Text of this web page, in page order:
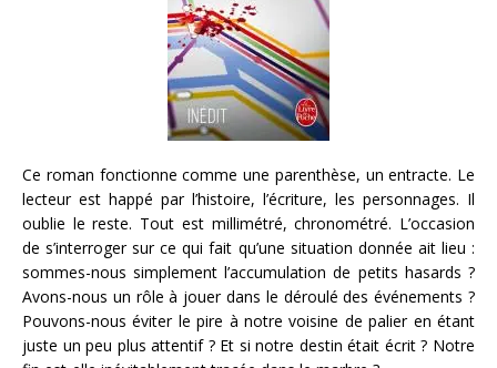
Ce roman fonctionne comme une parenthèse, un entracte. Le
lecteur est happé par l’histoire, l’écriture, les personnages. Il
oublie le reste. Tout est millimétré, chronométré. L’occasion
de s’interroger sur ce qui fait qu’une situation donnée ait lieu :
sommes-nous simplement l’accumulation de petits hasards ?
Avons-nous un rôle à jouer dans le déroulé des événements ?
Pouvons-nous éviter le pire à notre voisine de palier en étant
juste un peu plus attentif ? Et si notre destin était écrit ? Notre